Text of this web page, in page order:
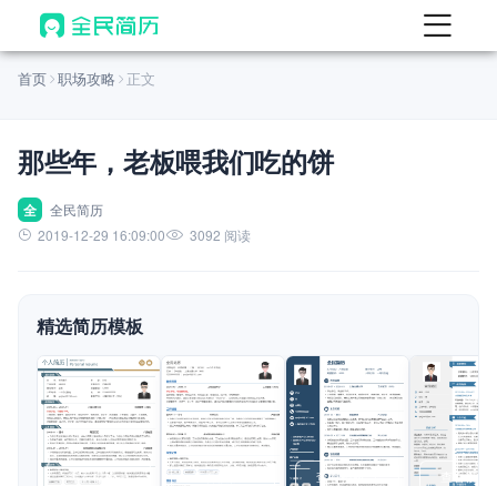
首页
AI 生成简历
AI 优化简历
AI 翻译简历
AI 模拟面试
面试自我介绍
AI 职场工具 New
简历模板
首页 职场攻略 正文
那些年，老板喂我们吃的饼
全
全民简历
2019-12-29 16:09:00
3092 阅读
精选简历模板
查看模板 查看模板 查看模板 查看模板